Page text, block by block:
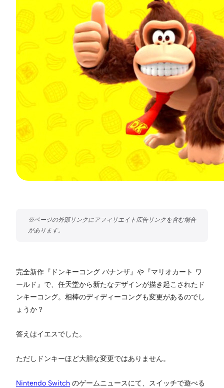
完全新作『ドンキーコング バナンザ』や『マリオカート ワ
ールド』で、任天堂から新たなデザインが描き起こされたド
ンキーコング。相棒のディディーコングも変更があるのでし
ょうか？
答えはイエスでした。
ただしドンキーほど大胆な変更ではありません。
Nintendo Switch のゲームニュースにて、スイッチで遊べる